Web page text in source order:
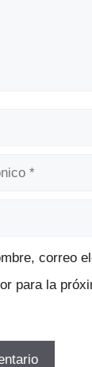
correo
para la